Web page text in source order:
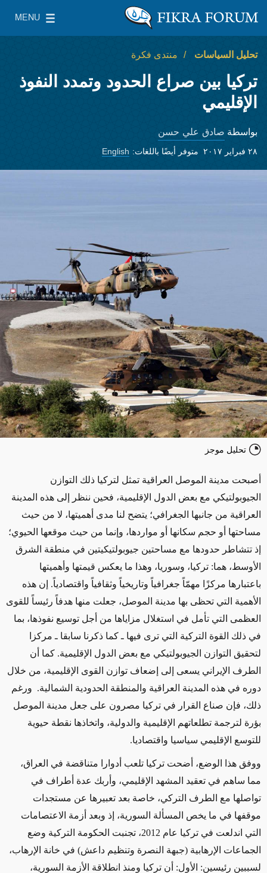
معهد واشنطن لسياسات الشرق الأدنى
MENU
Main Menu
تحليل السياسات منتدى فكرة
تركيا بين صراع الحدود وتمدد النفوذ
الإقليمي
بواسطة صادق علي حسن
٢٨ فبراير ٢٠١٧ متوفر أيضًا باللغات: English
تحليل موجز
أصبحت مدينة الموصل العراقية تمثل لتركيا ذلك التوازن
الجيوبولتيكي مع بعض الدول الإقليمية، فحين ننظر إلى هذه المدينة
العراقية من جانبها الجغرافي؛ يتضح لنا مدى أهميتها، لا من حيث
مساحتها أو حجم سكانها أو مواردها، وإنما من حيث موقعها الحيوي؛
إذ تتشاطر حدودها مع مساحتين جيوبولتيكيتين في منطقة الشرق
الأوسط، هما: تركيا، وسوريا، وهذا ما يعكس قيمتها وأهميتها
باعتبارها مركزًا مهمّاً جغرافياً وتاريخياً وثقافياً واقتصادياً. إن هذه
الأهمية التي تحظى بها مدينة الموصل، جعلت منها هدفاً رئيساً للقوى
العظمى التي تأمل في استغلال مزاياها من أجل توسيع نفوذها، بما
في ذلك القوة التركية التي ترى فيها ـ كما ذكرنا سابقا ـ مركزا
لتحقيق التوازن الجيوبولتيكي مع بعض الدول الإقليمية. كما أن
الطرف الإيراني يسعى إلى إضعاف توازن القوى الإقليمية، من خلال
دوره في هذه المدينة العراقية والمنطقة الحدودية الشمالية. ورغم
ذلك، فإن صناع القرار في تركيا مصرون على جعل مدينة الموصل
بؤرة لترجمة تطلعاتهم الإقليمية والدولية، واتخاذها نقطة حيوية
للتوسع الإقليمي سياسيا واقتصاديا.
ووفق هذا الوضع، أضحت تركيا تلعب أدوارا متناقضة في العراق،
مما ساهم في تعقيد المشهد الإقليمي، وأربك عدة أطراف في
تواصلها مع الطرف التركي، خاصة بعد تعبيرها عن مستجدات
موقفها في ما يخص المسألة السورية، إذ وبعد أزمة الاعتصامات
التي اندلعت في تركيا عام 2012، تجنبت الحكومة التركية وضع
الجماعات الإرهابية (جبهة النصرة وتنظيم داعش) في خانة الإرهاب،
لسببين رئيسين: الأول: أن تركيا ومنذ انطلاقة الأزمة السورية،